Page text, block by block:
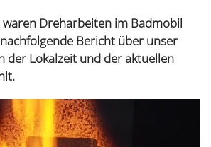
Dreharbeiten im Badmobil
Bericht über unser
der Lokalzeit und der aktuellen